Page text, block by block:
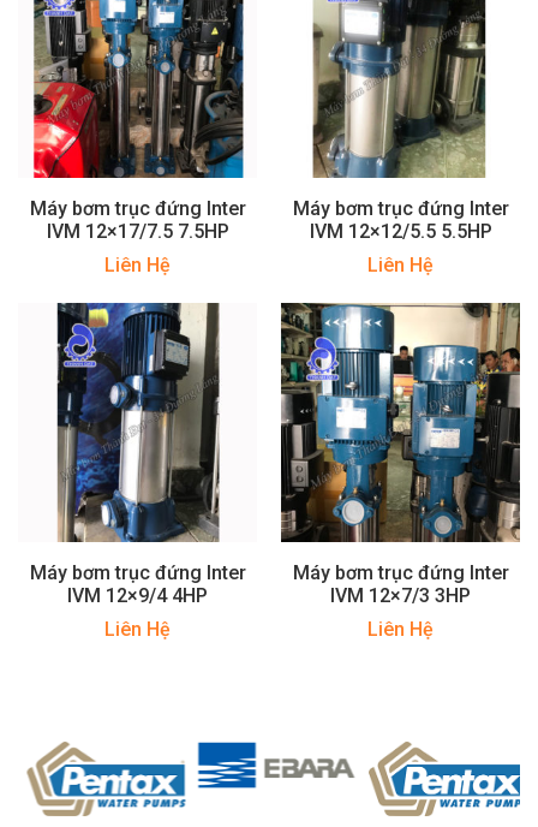
Máy bơm trục đứng Inter
IVM 12×17/7.5 7.5HP
Liên Hệ
Máy bơm trục đứng Inter
IVM 12×12/5.5 5.5HP
Liên Hệ
Máy bơm trục đứng Inter
IVM 12×9/4 4HP
Liên Hệ
Máy bơm trục đứng Inter
IVM 12×7/3 3HP
Liên Hệ